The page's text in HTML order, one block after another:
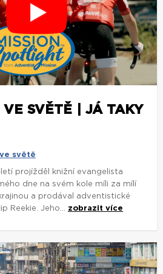
SVĚTĚ | JÁ TAKY
světě
projížděl knižní evangelista
dne na svém kole míli za mílí
a prodával adventistické
Reekie. Jeho... zobrazit více